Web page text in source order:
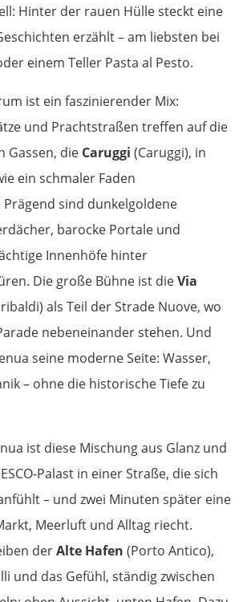
Hinter der rauen Hülle steckt eine
erzählt – am liebsten bei
einem Teller Pasta al Pesto.
ist ein faszinierender Mix:
und Prachtstraßen treffen auf die
Gassen, die Caruggi (Caruggi), in
ein schmaler Faden
sind dunkelgoldene
barocke Portale und
Innenhöfe hinter
Die große Bühne ist dieVia
als Teil der Strade Nuove, wo
nebeneinander stehen. Und
seine moderne Seite: Wasser,
– ohne die historische Tiefe zu
ist diese Mischung aus Glanz und
Palast in einer Straße, die sich
– und zwei Minuten später eine
Meerluft und Alltag riecht.
derAlte Hafen (Porto Antico),
und das Gefühl, ständig zwischen